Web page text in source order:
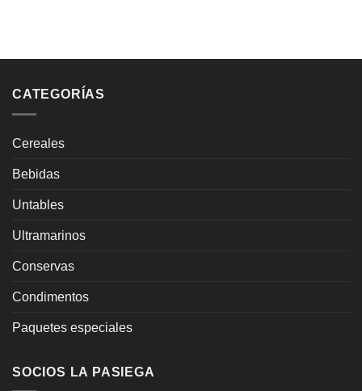
CATEGORÍAS
Cereales
Bebidas
Untables
Ultramarinos
Conservas
Condimentos
Paquetes especiales
SOCIOS LA PASIEGA